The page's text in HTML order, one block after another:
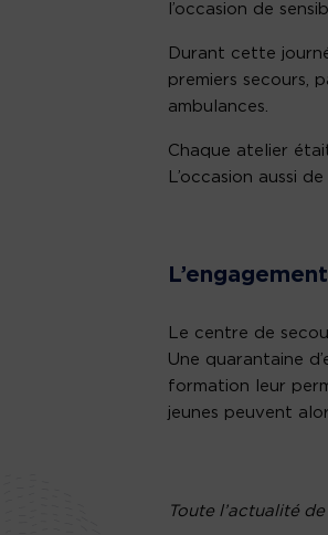
l’occasion de
Durant cette
premiers secours,
ambulances.
Chaque atelier
L’occasion aussi
Le centre de
Une quarantaine
formation leur
jeunes peuvent
Toute l’actualité